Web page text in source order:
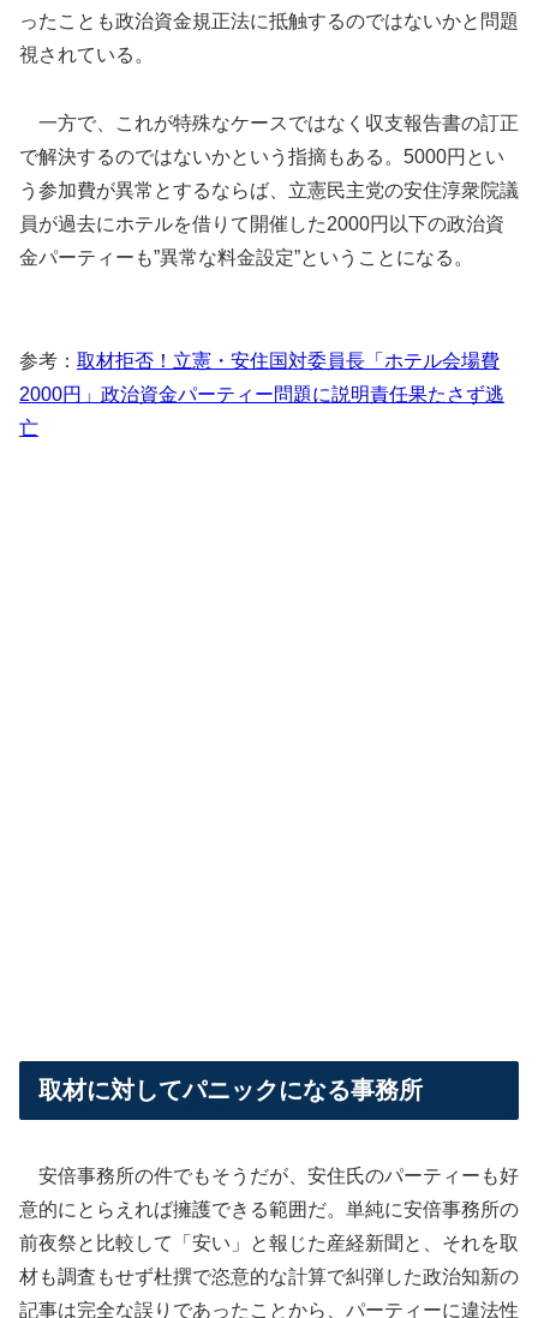
ったことも政治資金規正法に抵触するのではないかと問題
視されている。
一方で、これが特殊なケースではなく収支報告書の訂正
で解決するのではないかという指摘もある。5000円とい
う参加費が異常とするならば、立憲民主党の安住淳衆院議
員が過去にホテルを借りて開催した2000円以下の政治資
金パーティーも”異常な料金設定”ということになる。
参考： 取材拒否！立憲・安住国対委員長「ホテル会場費
2000円」政治資金パーティー問題に説明責任果たさず逃
亡
取材に対してパニックになる事務所
安倍事務所の件でもそうだが、安住氏のパーティーも好
意的にとらえれば擁護できる範囲だ。単純に安倍事務所の
前夜祭と比較して「安い」と報じた産経新聞と、それを取
材も調査もせず杜撰で恣意的な計算で糾弾した政治知新の
記事は完全な誤りであったことから、パーティーに違法性